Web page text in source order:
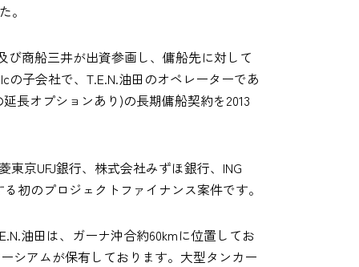
。
び商船三井が出資参画し、傭船先に対して
子会社で、T.E.N.油田のオペレーターであ
長オプションあり)の長期傭船契約を2013
京UFJ銀行、株式会社みずほ銀行、ING
初のプロジェクトファイナンス案件です。
油田は、ガーナ沖合約60kmに位置してお
シアムが保有しております。大型タンカー